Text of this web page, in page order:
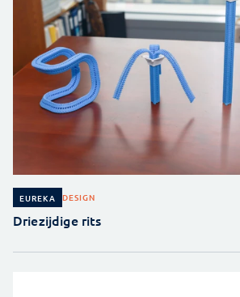
EUREKA DESIGN
Driezijdige rits